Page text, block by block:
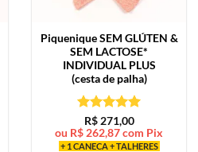
Piquenique SEM GLÚTEN &
SEM LACTOSE*
INDIVIDUAL PLUS
(cesta de palha)
Avaliação5
de 5
R$271,00
ou R$ 262,87com Pix
+ 1 CANECA + TALHERES